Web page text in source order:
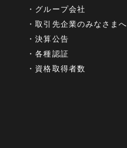
グループ会社
取引先企業のみなさまへ
決算公告
各種認証
資格取得者数